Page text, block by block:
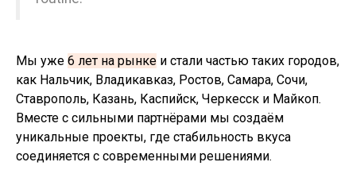
Мы уже 6 лет на рынке и стали частью таких городов,
как Нальчик, Владикавказ, Ростов, Самара, Сочи,
Ставрополь, Казань, Каспийск, Черкесск и Майкоп.
Вместе с сильными партнёрами мы создаём
уникальные проекты, где стабильность вкуса
соединяется с современными решениями.